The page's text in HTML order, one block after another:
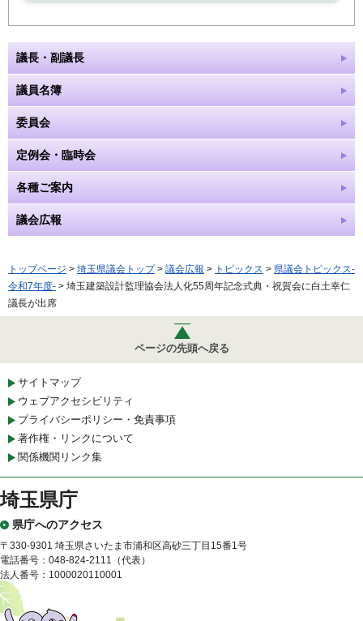
議長・副議長
議員名簿
委員会
定例会・臨時会
各種ご案内
議会広報
トップページ > 埼玉県議会トップ> 議会広報 > トピックス > 県議会トピックス-
令和7年度- > 埼玉建築設計監理協会法人化55周年記念式典・祝賀会に白土幸仁
議長が出席
ページの先頭へ戻る
サイトマップ
ウェブアクセシビリティ
プライバシーポリシー・免責事項
著作権・リンクについて
関係機関リンク集
埼玉県庁
県庁へのアクセス
〒330-9301 埼玉県さいたま市浦和区高砂三丁目15番1号
電話番号：048-824-2111（代表）
法人番号：1000020110001